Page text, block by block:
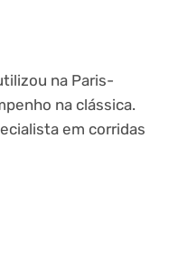
na Paris-
na clássica.
em corridas